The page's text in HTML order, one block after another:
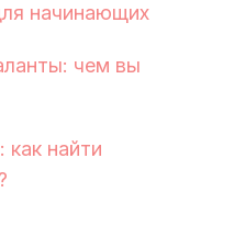
начинающих
чем вы
найти